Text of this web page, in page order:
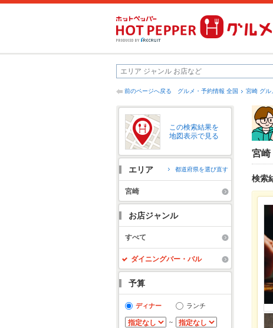
前のページへ戻る グルメ・予約情報 全国 宮崎 グル
この検索結果を
地図表示で見る
エリア 都道府県を選び直す
宮崎
お店ジャンル
すべて
ダイニングバー・バル
予算
ディナー ランチ
～
宮崎
検索